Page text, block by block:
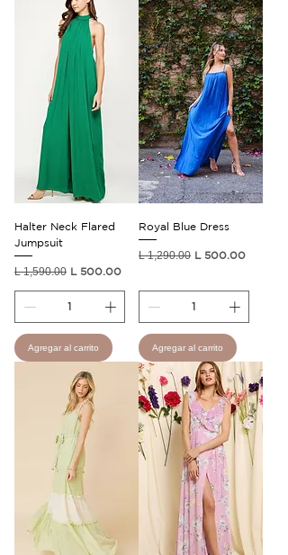
Halter Neck Flared
Jumpsuit
Precio
L 1,590.00 Precio de oferta
L 500.00
Agregar al carrito
Royal Blue Dress
Precio
L 1,290.00 Precio de oferta
L 500.00
Agregar al carrito